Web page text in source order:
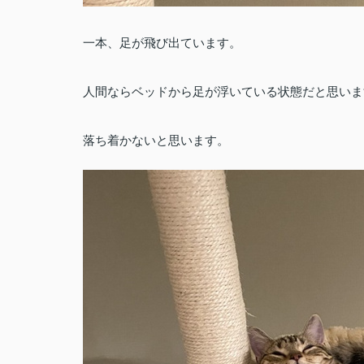
一本、足が飛び出ています。
人間ならベッドから足が浮いている状態だと思い
落ち着かないと思います。